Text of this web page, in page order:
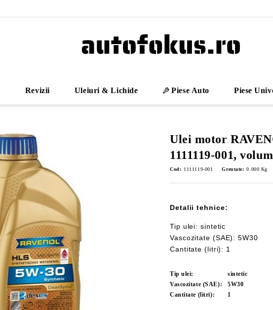
Revizii Uleiuri & Lichide Piese Auto Piese
Ulei motor
1111119-001,
Cod: 1111119-001 Greutate: 0.000 Kg
Detalii tehnice:
Tip ulei: sintetic
Vascozitate (SAE): 5W30
Cantitate (litri): 1
Tip ulei:
sintetic
Vascozitate (SAE):
5W30
Cantitate (litri):
1